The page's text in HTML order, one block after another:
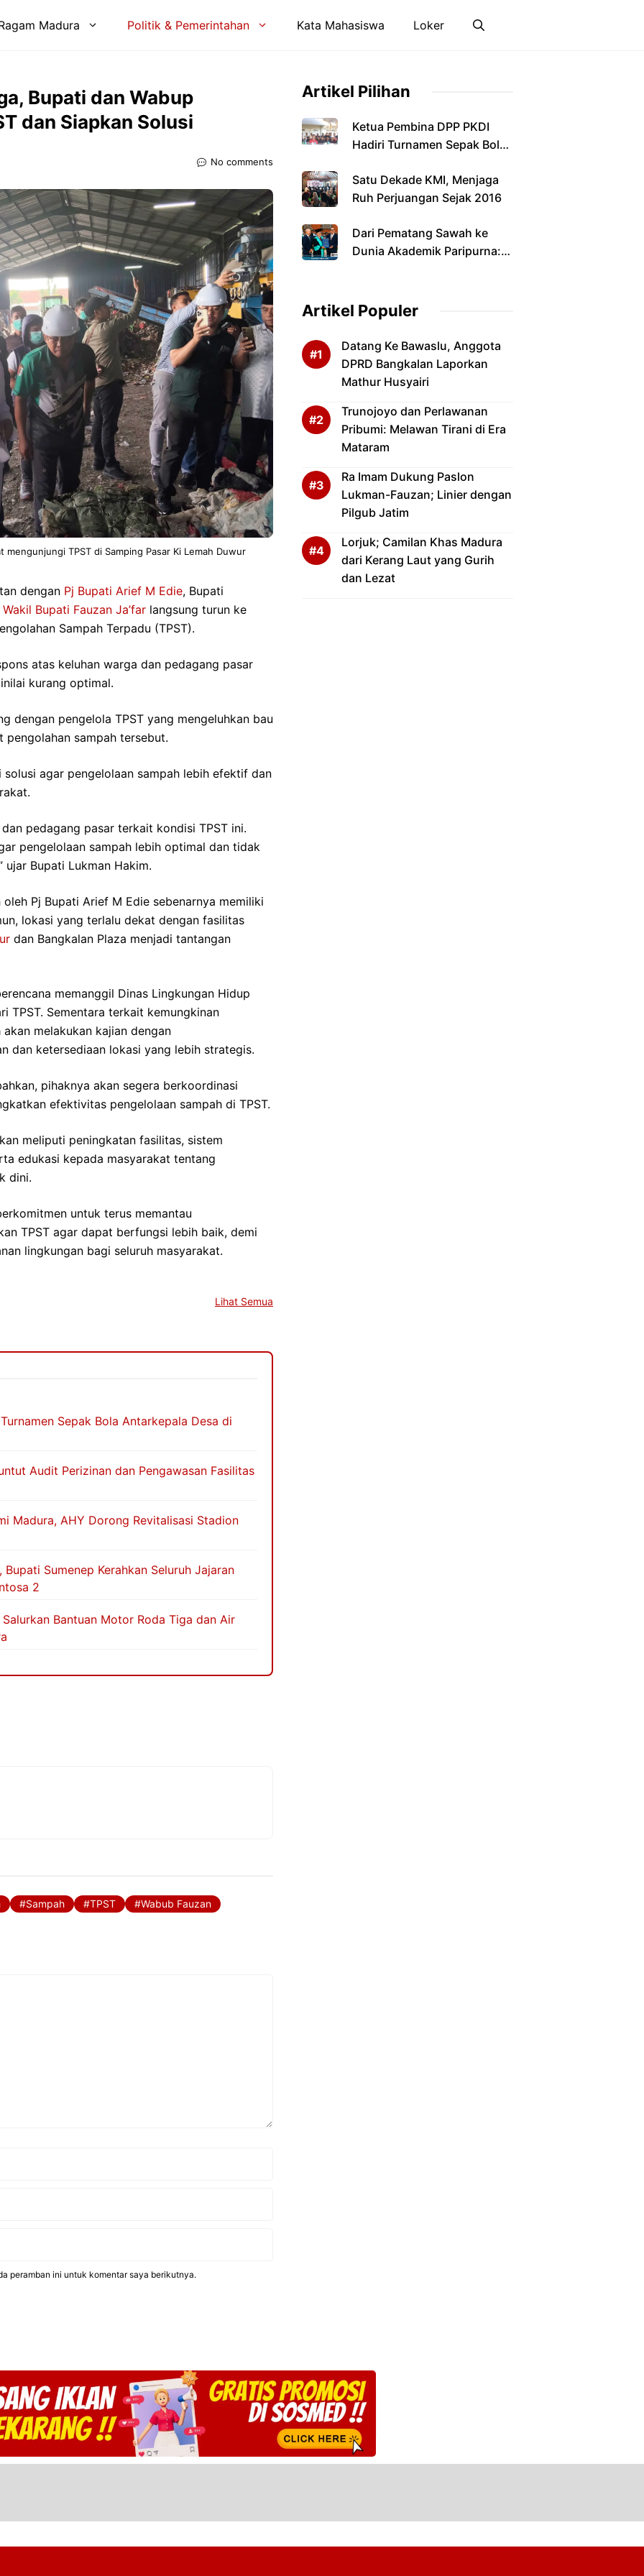
Madura Politik & Pemerintahan Kata Mahasiswa Loker
Bupati dan Wabup
dan Siapkan Solusi
No comments
mengunjungi TPST di Samping Pasar Ki Lemah Duwur
dengan Pj Bupati Arief M Edie, Bupati
Bupati Fauzan Ja’far langsung turun ke
Sampah Terpadu (TPST).
atas keluhan warga dan pedagang pasar
kurang optimal.
dengan pengelola TPST yang mengeluhkan bau
sampah tersebut.
agar pengelolaan sampah lebih efektif dan
pedagang pasar terkait kondisi TPST ini.
pengelolaan sampah lebih optimal dan tidak
ujar Bupati Lukman Hakim.
Pj Bupati Arief M Edie sebenarnya memiliki
lokasi yang terlalu dekat dengan fasilitas
dan Bangkalan Plaza menjadi tantangan
memanggil Dinas Lingkungan Hidup
TPST. Sementara terkait kemungkinan
melakukan kajian dengan
dan ketersediaan lokasi yang lebih strategis.
pihaknya akan segera berkoordinasi
efektivitas pengelolaan sampah di TPST.
meliputi peningkatan fasilitas, sistem
edukasi kepada masyarakat tentang
dini.
untuk terus memantau
TPST agar dapat berfungsi lebih baik, demi
lingkungan bagi seluruh masyarakat.
Lihat Semua
Sepak Bola Antarkepala Desa di
Audit Perizinan dan Pengawasan Fasilitas
Madura, AHY Dorong Revitalisasi Stadion
Sumenep Kerahkan Seluruh Jajaran
2
Bantuan Motor Roda Tiga dan Air
Sampah TPST Wabub Fauzan
peramban ini untuk komentar saya berikutnya.
Artikel Pilihan
Ketua Pembina DPP PKDI
Hadiri Turnamen Sepak Bola
Pamekasan
Satu Dekade KMI, Menjaga
Ruh Perjuangan Sejak 2016
Dari Pematang Sawah ke
Dunia Akademik Paripurna:
Doktor
Artikel Populer
Datang Ke Bawaslu, Anggota
DPRD Bangkalan Laporkan
Mathur Husyairi
Trunojoyo dan Perlawanan
Pribumi: Melawan Tirani di Era
Mataram
Ra Imam Dukung Paslon
Lukman-Fauzan; Linier dengan
Pilgub Jatim
Lorjuk; Camilan Khas Madura
dari Kerang Laut yang Gurih
dan Lezat